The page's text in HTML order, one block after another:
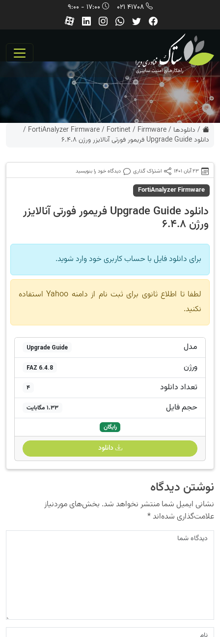
41708 021
/ دانلودها /
Firmware
/
Fortinet
/
FortiAnalyzer Firmware
/
دانلود Upgrade Guide فریمور فورتی آنالایزر ورژن 6.4.8
23 آبان 1401 اشتراک گذاری دیدگاه خود را بنویسید
FortiAnalyzer Firmware
دانلود Upgrade Guide فریمور فورتی آنالایزر
ورژن 6.4.8
برای دانلود فایل با حساب کاربری خود وارد شوید.
لطفا تا اطلاع ثانوی برای ثبت نام از دامنه Yahoo استفاده
نکنید.
مدل Upgrade Guide
ورژن FAZ 6.4.8
تعداد دانلود 4
حجم فایل 1.33 مگابایت
رایگان
دانلود
نوشتن دیدگاه
نشانی ایمیل شما منتشر نخواهد شد. بخش‌های موردنیاز
علامت‌گذاری شده‌اند*